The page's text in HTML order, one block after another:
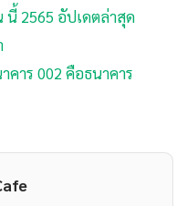
นี้ 2565 อัปเดตล่าสุด
คาร 002 คือธนาคาร